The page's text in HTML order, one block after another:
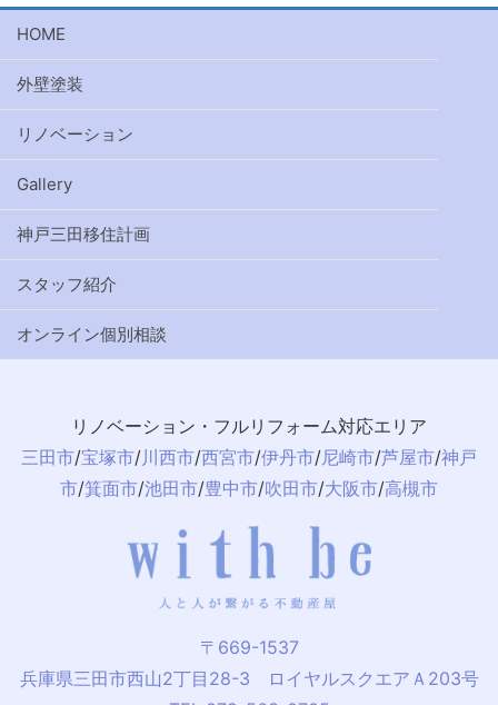
HOME
外壁塗装
リノベーション
Gallery
神戸三田移住計画
スタッフ紹介
オンライン個別相談
リノベーション・フルリフォーム対応エリア
三田市/宝塚市/川西市/西宮市/伊丹市/尼崎市/芦屋市/神戸
市/箕面市/池田市/豊中市/吹田市/大阪市/高槻市
〒669-1537
兵庫県三田市西山2丁目28-3 ロイヤルスクエアＡ203号